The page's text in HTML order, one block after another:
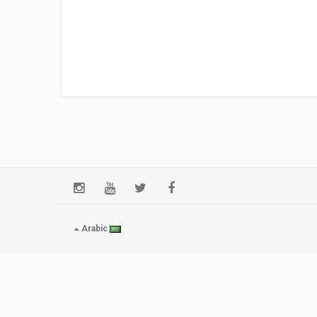
Arabic